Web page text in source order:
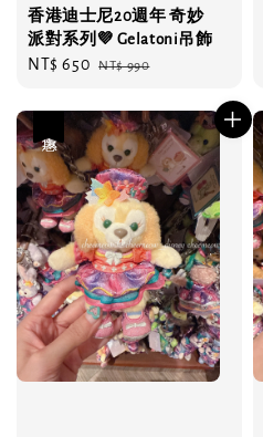
香港迪士尼20週年 奇妙
派對系列💜 Gelatoni吊飾
Sale
NT$ 650 Regular
NT$ 990